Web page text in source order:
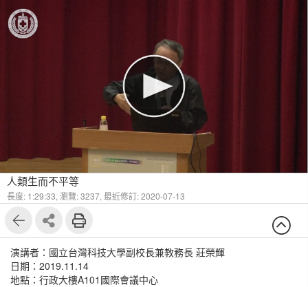
人類生而不平等
長度: 1:29:33, 瀏覽: 3237, 最近修訂: 2020-07-13
演講者：國立台灣科技大學副校長兼教務長 莊榮輝
日期：2019.11.14
地點：行政大樓A101國際會議中心